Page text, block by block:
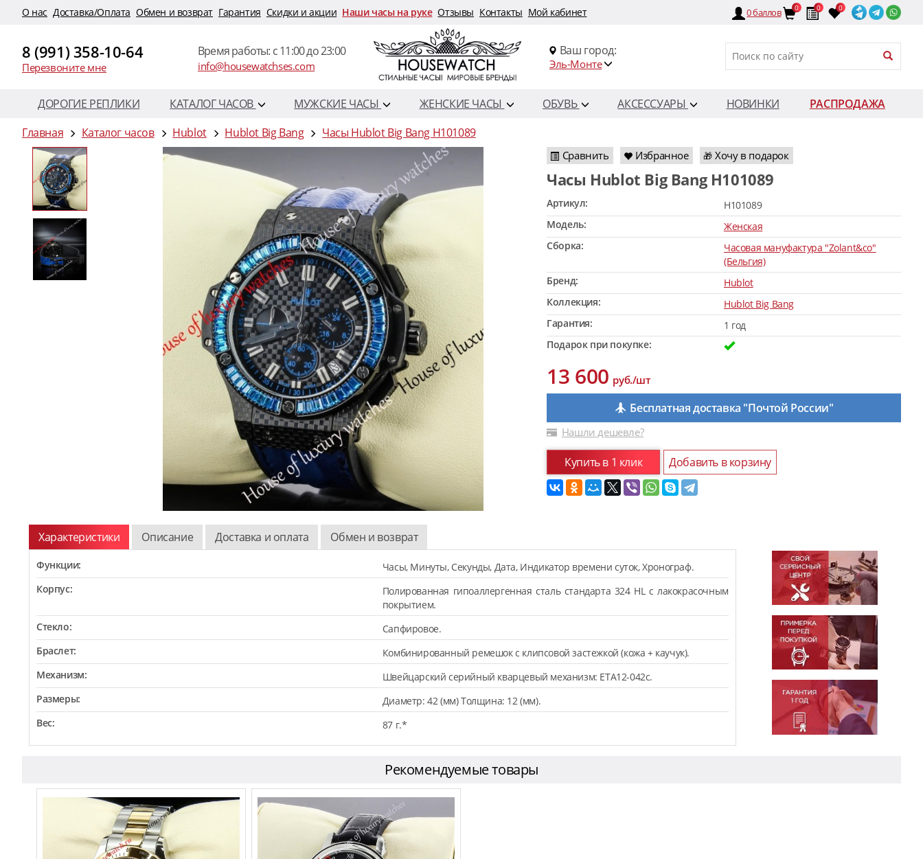
O нас Доставка/Оплата Обмен и возврат Гарантия Скидки и акции Наши часы на руке Отзывы Контакты Мой кабинет 0баллов 0 0 0
8 (991) 358-10-64
Перезвоните мне
Время работы: c 11:00 до 23:00
info@housewatchses.com
Ваш город:
Эль-Монте
ДОРОГИЕ РЕПЛИКИ КАТАЛОГ ЧАСОВ МУЖСКИЕ ЧАСЫ ЖЕНСКИЕ ЧАСЫ ОБУВЬ АКСЕССУАРЫ НОВИНКИ
РАСПРОДАЖА
Главная
Каталог часов Hublot Hublot Big Bang Часы Hublot Big Bang H101089
Сравнить Избранное 🎁 Хочу в подарок
Часы Hublot Big Bang H101089
Артикул:
H101089
Модель:
Женская
Сборка:
Часовая мануфактура "Zolant&co"
(Бельгия)
Бренд:
Hublot
Коллекция:
Hublot Big Bang
Гарантия:
1 год
Подарок при покупке:
13 600руб./шт
Бесплатная доставка "Почтой России"
Нашли дешевле?
Купить в 1 клик Добавить в корзину
Характеристики Описание Доставка и оплата Обмен и возврат
Функции:
Часы, Минуты, Секунды, Дата, Индикатор времени суток, Хронограф.
Корпус:
Полированная гипоаллергенная сталь стандарта 324 HL с лакокрасочным
покрытием.
Стекло:
Сапфировое.
Браслет:
Комбинированный ремешок с клипсовой застежкой (кожа + каучук).
Механизм:
Швейцарский серийный кварцевый механизм: ETA12-042c.
Размеры:
Диаметр: 42 (мм) Толщина: 12 (мм).
Вес:
87 г.*
Рекомендуемые товары